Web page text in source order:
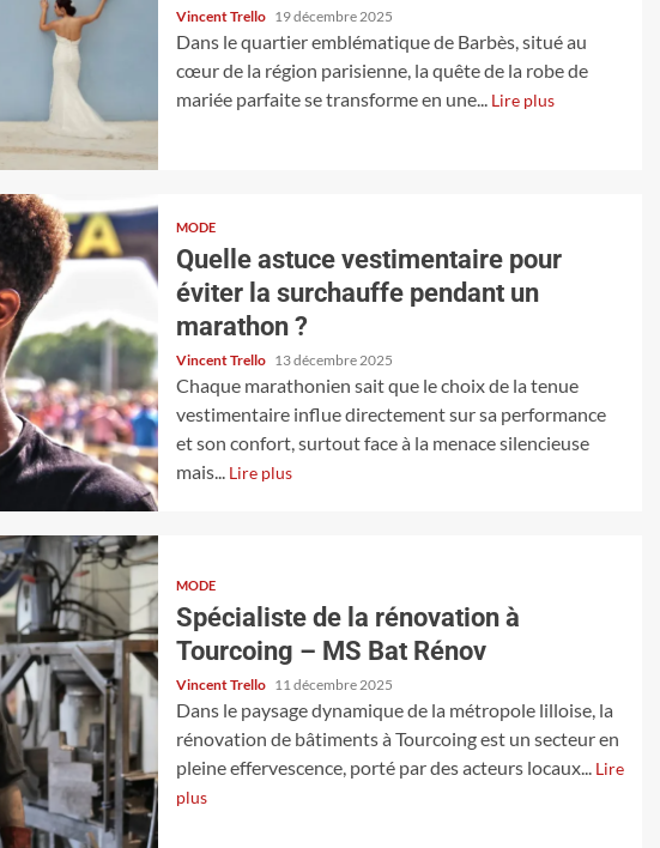
Vincent Trello 19 décembre 2025
Dans le quartier emblématique de Barbès, situé au
cœur de la région parisienne, la quête de la robe de
mariée parfaite se transforme en une... Lire plus
MODE
Quelle astuce vestimentaire pour
éviter la surchauffe pendant un
marathon ?
Vincent Trello 13 décembre 2025
Chaque marathonien sait que le choix de la tenue
vestimentaire influe directement sur sa performance
et son confort, surtout face à la menace silencieuse
mais... Lire plus
MODE
Spécialiste de la rénovation à
Tourcoing – MS Bat Rénov
Vincent Trello 11 décembre 2025
Dans le paysage dynamique de la métropole lilloise, la
rénovation de bâtiments à Tourcoing est un secteur en
pleine effervescence, porté par des acteurs locaux... Lire
plus